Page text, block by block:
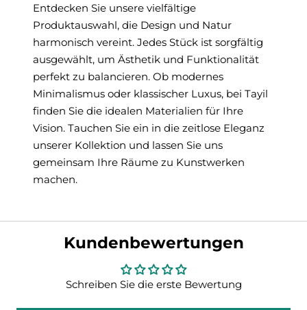
Entdecken Sie unsere vielfältige
Produktauswahl, die Design und Natur
harmonisch vereint. Jedes Stück ist sorgfältig
ausgewählt, um Ästhetik und Funktionalität
perfekt zu balancieren. Ob modernes
Minimalismus oder klassischer Luxus, bei Tayil
finden Sie die idealen Materialien für Ihre
Vision. Tauchen Sie ein in die zeitlose Eleganz
unserer Kollektion und lassen Sie uns
gemeinsam Ihre Räume zu Kunstwerken
machen.
Kundenbewertungen
Schreiben Sie die erste Bewertung